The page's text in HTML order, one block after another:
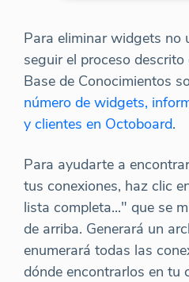
Para eliminar widgets no
seguir el proceso
Base de Conocimientos
número de widgets,
y clientes en Octoboard.
Para ayudarte a
tus conexiones, haz clic
lista completa..." que se
de arriba. Generará un
enumerará todas las
dónde encontrarlos en tu